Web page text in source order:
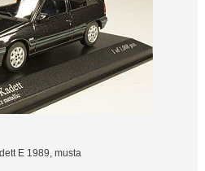
E 1989, musta